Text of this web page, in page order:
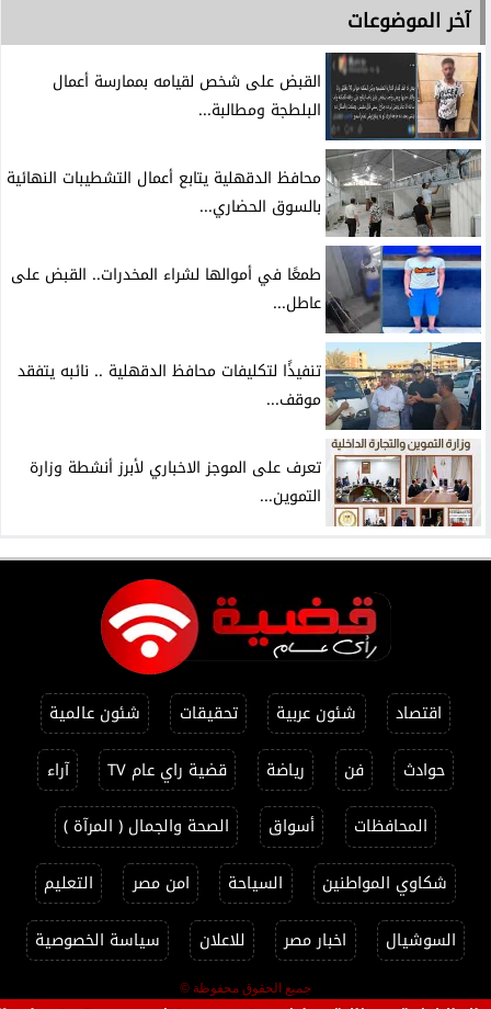
آخر الموضوعات
القبض على شخص لقيامه بممارسة أعمال
البلطجة ومطالبة...
محافظ الدقهلية يتابع أعمال التشطيبات النهائية
بالسوق الحضاري...
طمعًا في أموالها لشراء المخدرات.. القبض على
عاطل...
تنفيذًا لتكليفات محافظ الدقهلية .. نائبه يتفقد
موقف...
تعرف على الموجز الاخباري لأبرز أنشطة وزارة
التموين...
اقتصاد شئون عربية تحقيقات
شئون عالمية
حوادث
فن رياضة قضية راي عام TV
آراء
المحافظات
أسواق
الصحة والجمال ( المرآة )
شكاوي المواطنين
السياحة امن مصر
التعليم
السوشيال
اخبار مصر للاعلان سياسة الخصوصية
جميع الحقوق محفوظة ©